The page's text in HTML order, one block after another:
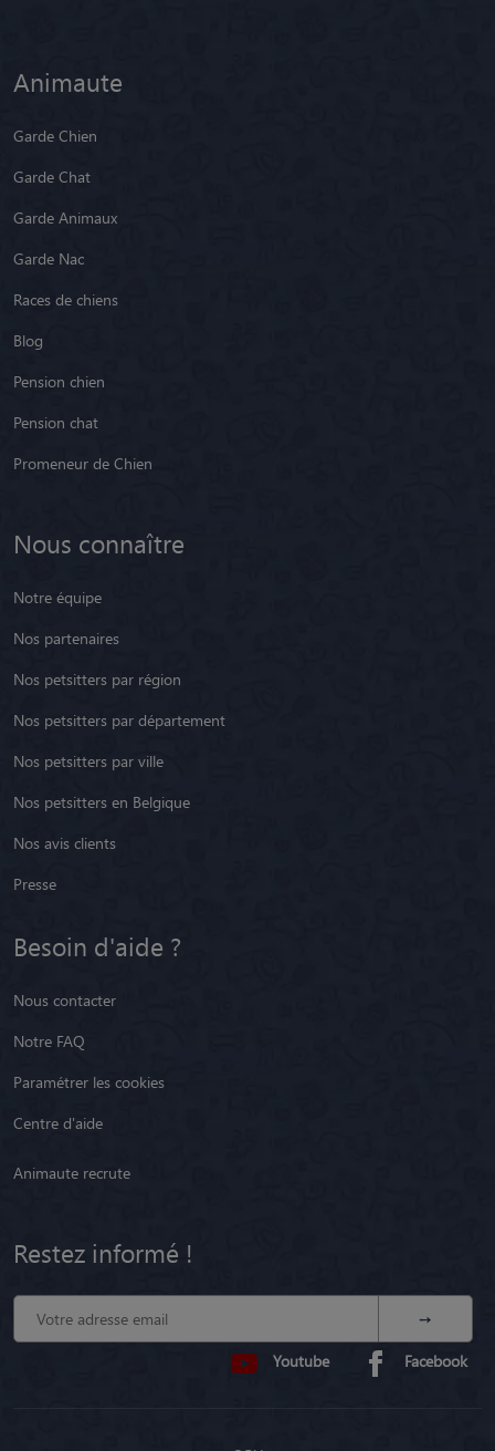
Animaute
Garde Chien
Garde Chat
Garde Animaux
Garde Nac
Races de chiens
Blog
Pension chien
Pension chat
Promeneur de Chien
Nous connaître
Notre équipe
Nos partenaires
Nos petsitters par région
Nos petsitters par département
Nos petsitters par ville
Nos petsitters en Belgique
Nos avis clients
Presse
Besoin d'aide ?
Nous contacter
Notre FAQ
Paramétrer les cookies
Centre d'aide
Animaute recrute
Restez informé !
Youtube Facebook